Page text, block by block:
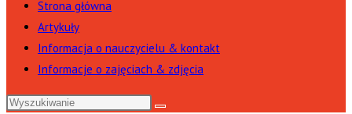
Strona główna
Artykuły
Informacja o nauczycielu & kontakt
Informacje o zajęciach & zdjęcia